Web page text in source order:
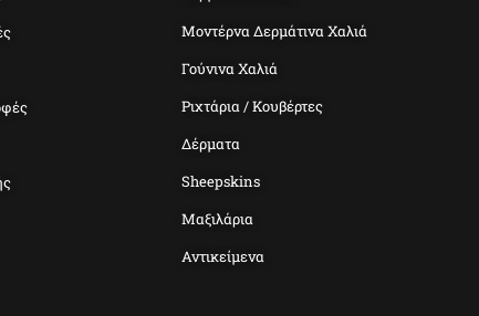
Μοντέρνα Δερμάτινα Χαλιά
Γούνινα Χαλιά
Ριχτάρια / Κουβέρτες
Δέρματα
Sheepskins
Μαξιλάρια
Αντικείμενα